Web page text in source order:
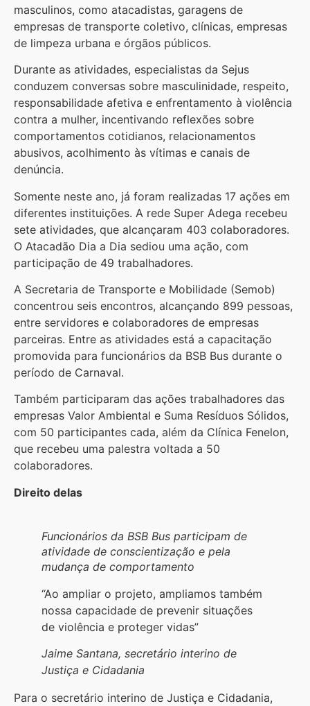
masculinos, como atacadistas, garagens de
empresas de transporte coletivo, clínicas, empresas
de limpeza urbana e órgãos públicos.
Durante as atividades, especialistas da Sejus
conduzem conversas sobre masculinidade, respeito,
responsabilidade afetiva e enfrentamento à violência
contra a mulher, incentivando reflexões sobre
comportamentos cotidianos, relacionamentos
abusivos, acolhimento às vítimas e canais de
denúncia.
Somente neste ano, já foram realizadas 17 ações em
diferentes instituições. A rede Super Adega recebeu
sete atividades, que alcançaram 403 colaboradores.
O Atacadão Dia a Dia sediou uma ação, com
participação de 49 trabalhadores.
A Secretaria de Transporte e Mobilidade (Semob)
concentrou seis encontros, alcançando 899 pessoas,
entre servidores e colaboradores de empresas
parceiras. Entre as atividades está a capacitação
promovida para funcionários da BSB Bus durante o
período de Carnaval.
Também participaram das ações trabalhadores das
empresas Valor Ambiental e Suma Resíduos Sólidos,
com 50 participantes cada, além da Clínica Fenelon,
que recebeu uma palestra voltada a 50
colaboradores.
Direito delas
Funcionários da BSB Bus participam de
atividade de conscientização e pela
mudança de comportamento
“Ao ampliar o projeto, ampliamos também
nossa capacidade de prevenir situações
de violência e proteger vidas”
Jaime Santana, secretário interino de
Justiça e Cidadania
Para o secretário interino de Justiça e Cidadania,